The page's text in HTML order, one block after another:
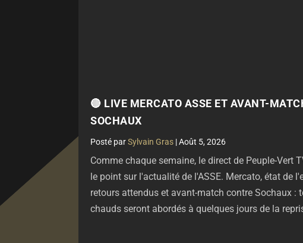
🔴 LIVE MERCATO ASSE ET AVANT-
SOCHAUX
parSylvain Gras |Août 5, 2026
Comme chaque semaine, le direct de Peuple-Vert
le point sur l'actualité de l'ASSE. Mercato, état de
retours attendus et avant-match contre Sochaux :
chauds seront abordés à quelques jours de la